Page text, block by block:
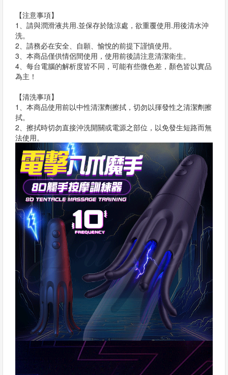
【注意事項】
1、請與潤滑液共用.並保存於陰涼處，欲重覆使用.用後清水沖
洗。
2、請務必在安全、自願、愉悅的前提下謹慎使用。
3、本商品僅供情侶間使用，使用前後請注意清潔衛生。
4、每台電腦的解析度皆不同，可能有些微色差，顏色皆以實品
為主！
【清洗事項】
1、本商品使用前以中性清潔劑擦拭，切勿以揮發性之清潔劑擦
拭。
2、擦拭時切勿直接沖洗開關或電源之部位，以免發生短路而無
法使用。